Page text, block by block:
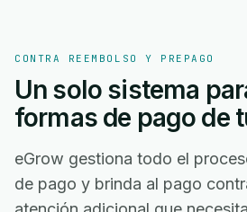
CONTRA REEMBOLSO Y PREPAGO
Un solo sistema
formas de pago de
eGrow gestiona todo el
de pago y brinda al pago